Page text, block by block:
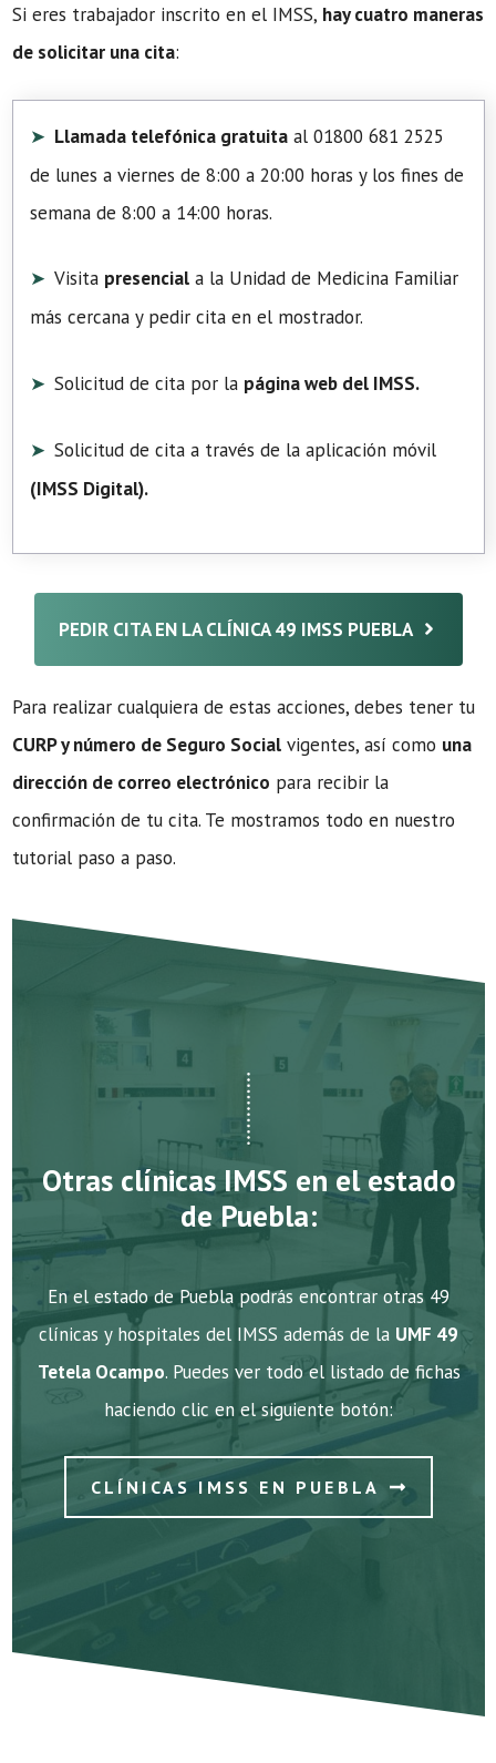
Si eres trabajador inscrito en el IMSS, hay cuatro maneras
de solicitar una cita:
Llamada telefónica gratuita al 01800 681 2525
de lunes a viernes de 8:00 a 20:00 horas y los fines de
semana de 8:00 a 14:00 horas.
Visita presencial a la Unidad de Medicina Familiar
más cercana y pedir cita en el mostrador.
Solicitud de cita por la página web del IMSS.
Solicitud de cita a través de la aplicación móvil
(IMSS Digital).
PEDIR CITA EN LA CLÍNICA 49 IMSS PUEBLA
Para realizar cualquiera de estas acciones, debes tener tu
CURP y número de Seguro Social vigentes, así como una
dirección de correo electrónico para recibir la
confirmación de tu cita. Te mostramos todo en nuestro
tutorial paso a paso.
Otras clínicas IMSS en el estado
de Puebla:
En el estado de Puebla podrás encontrar otras 49
clínicas y hospitales del IMSS además de la UMF 49
Tetela Ocampo. Puedes ver todo el listado de fichas
haciendo clic en el siguiente botón:
CLÍNICAS IMSS EN PUEBLA